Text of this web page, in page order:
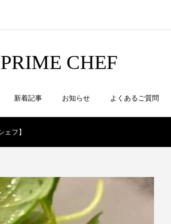
PRIME CHEF
新着記事 お知らせ よくあるご質問
フ】